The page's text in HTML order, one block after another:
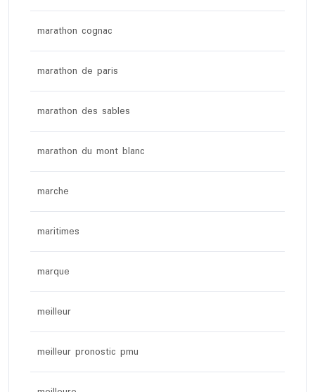
marathon cognac
marathon de paris
marathon des sables
marathon du mont blanc
marche
maritimes
marque
meilleur
meilleur pronostic pmu